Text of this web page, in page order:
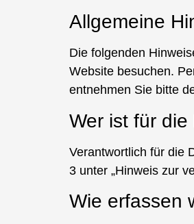
Allgemeine
Die folgenden
Website besuchen.
entnehmen Sie bitte
Wer ist für
Verantwortlich für die
3 unter „Hinweis zur
Wie erfassen